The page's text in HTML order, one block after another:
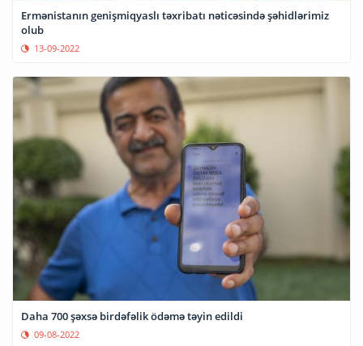
Ermənistanın genişmiqyaslı təxribatı nəticəsində şəhidlərimiz
olub
13-09-2022
Daha 700 şəxsə birdəfəlik ödəmə təyin edildi
09-08-2022